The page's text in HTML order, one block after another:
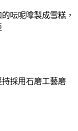
呍呢嗱製成雪糕，
採用石磨工藝磨